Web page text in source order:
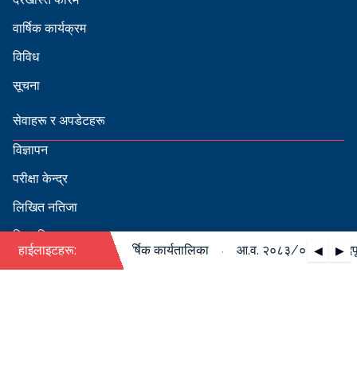
वार्षिक कार्यक्रम
विविध
सूचना
सेवाहरू र अपडेटहरू
विज्ञापन
परीक्षा केन्द्र
लिखित नतिजा
सिफारिस
हाईलाइटहरू: ◀ ▶
को पदपूर्ति सम्बन्धी वार्षिक कार्यतालिका आ.व. २०८३/०८४ को